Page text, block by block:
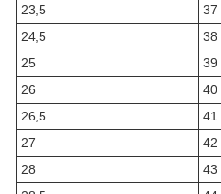
23,5
37
24,5
38
25
39
26
40
26,5
41
27
42
28
43